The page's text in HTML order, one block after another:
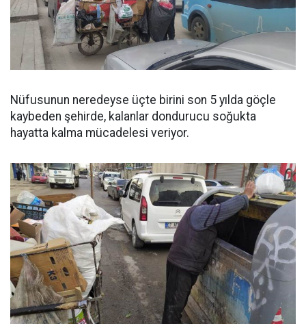
Nüfusunun neredeyse üçte birini son 5 yılda göçle
kaybeden şehirde, kalanlar dondurucu soğukta
hayatta kalma mücadelesi veriyor.